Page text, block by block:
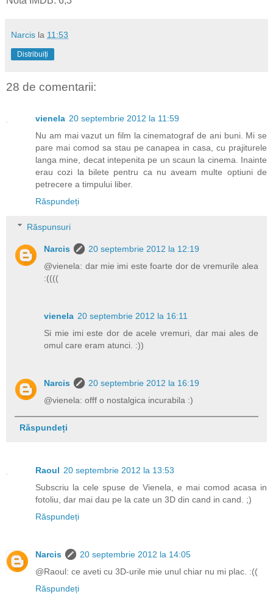
Narcis la 11:53
Distribuiți
28 de comentarii:
vienela 20 septembrie 2012 la 11:59
Nu am mai vazut un film la cinematograf de ani buni. Mi se
pare mai comod sa stau pe canapea in casa, cu prajiturele
langa mine, decat intepenita pe un scaun la cinema. Inainte
erau cozi la bilete pentru ca nu aveam multe optiuni de
petrecere a timpului liber.
Răspundeți
Răspunsuri
Narcis
20 septembrie 2012 la 12:19
@vienela: dar mie imi este foarte dor de vremurile alea
:((((
vienela 20 septembrie 2012 la 16:11
Si mie imi este dor de acele vremuri, dar mai ales de
omul care eram atunci. :))
Narcis
20 septembrie 2012 la 16:19
@vienela: offf o nostalgica incurabila :)
Răspundeți
Raoul 20 septembrie 2012 la 13:53
Subscriu la cele spuse de Vienela, e mai comod acasa in
fotoliu, dar mai dau pe la cate un 3D din cand in cand. ;)
Răspundeți
Narcis
20 septembrie 2012 la 14:05
@Raoul: ce aveti cu 3D-urile mie unul chiar nu mi plac. :((
Răspundeți